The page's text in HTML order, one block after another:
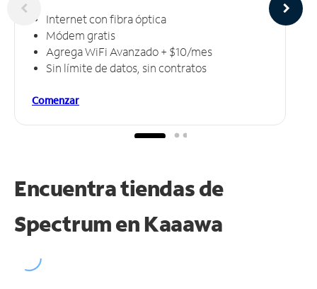
Internet con fibra óptica
Módem gratis
Agrega WiFi Avanzado + $10/mes
Sin límite de datos, sin contratos
Comenzar
Encuentra tiendas de
Spectrum en Kaaawa